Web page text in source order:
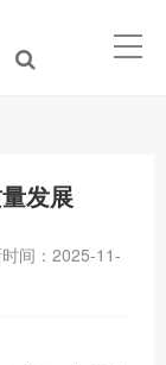
发展
间：2025-11-